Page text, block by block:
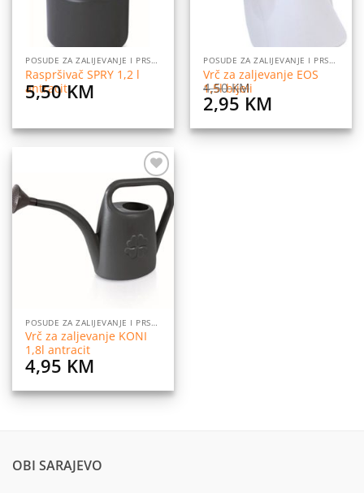
POSUDE ZA ZALIJEVANJE I PRSKANJE CVIJEĆA
Raspršivač SPRY 1,2 l
antracit
5,50KM
POSUDE ZA ZALIJEVANJE I PRSKANJE CVIJEĆA
Vrč za zaljevanje EOS
1,5l bijeli
4,50KM
Original
price
was:
2,95 KM
is:
Dodaj
listu
želja
POSUDE ZA ZALIJEVANJE I PRSKANJE CVIJEĆA
Vrč za zaljevanje KONI
1,8l antracit
4,95 KM
OBI SARAJEVO